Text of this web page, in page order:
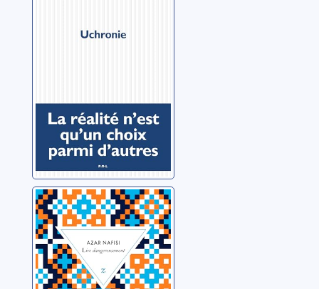
Lire
dangereusement
Nafisi, Azar